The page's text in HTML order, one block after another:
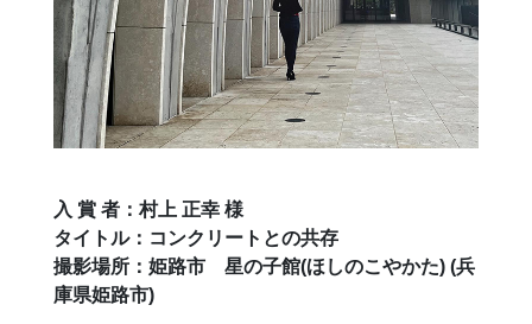
入 賞 者：村上 正幸 様
タイトル：コンクリートとの共存
撮影場所：姫路市 星の子館(ほしのこやかた) (兵
庫県姫路市)